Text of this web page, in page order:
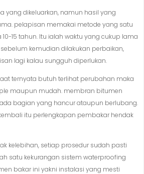
yang dikeluarkan, namun hasil yang
pelapisan memakai metode yang satu
15 tahun. Itu ialah waktu yang cukup lama
kemudian dilakukan perbaikan,
lagi kalau sungguh diperlukan.
ternyata butuh terlihat perubahan maka
maupun mudah. membran bitumen
bagian yang hancur ataupun berlubang.
itu perlengkapan pembakar hendak
kelebihan, setiap prosedur sudah pasti
satu kekurangan sistem waterproofing
bakar ini yakni instalasi yang mesti